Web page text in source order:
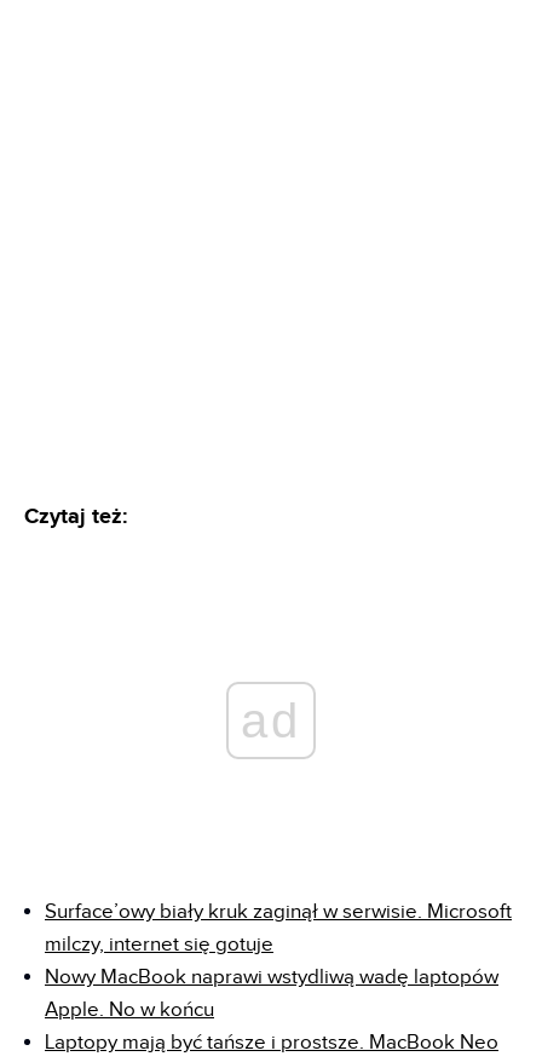
Czytaj też:
ad
Surface’owy biały kruk zaginął w serwisie. Microsoft
milczy, internet się gotuje
Nowy MacBook naprawi wstydliwą wadę laptopów
Apple. No w końcu
Laptopy mają być tańsze i prostsze. MacBook Neo